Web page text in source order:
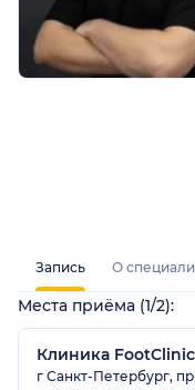
Запись О
Места приёма (1/2):
Клиника FootClinic
г Санкт-Петербург,